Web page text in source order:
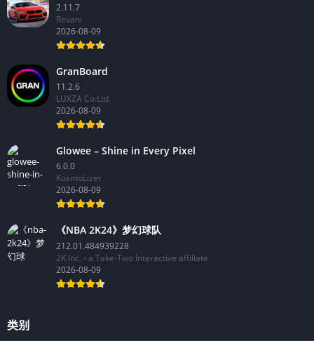
2.11.7
Revani
2026-08-09
GranBoard
11.2.6
LUXZA Co.Ltd.
2026-08-09
Glowee – Shine in Every Pixel
6.0.0
KosmoLizer
2026-08-09
《NBA 2K24》梦幻球队
212.01.484939228
2K Inc. - a Take-Two Interactive affiliate
2026-08-09
类别